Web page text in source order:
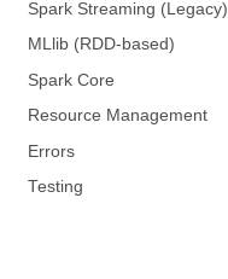
Spark Streaming (Legacy)
MLlib (RDD-based)
Spark Core
Resource Management
Errors
Testing